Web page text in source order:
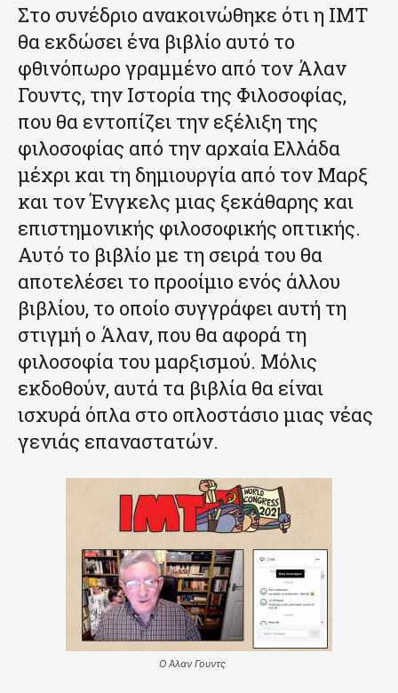
Στο συνέδριο ανακοινώθηκε ότι η IMT
θα εκδώσει ένα βιβλίο αυτό το
φθινόπωρο γραμμένο από τον Άλαν
Γουντς, την Ιστορία της Φιλοσοφίας,
που θα εντοπίζει την εξέλιξη της
φιλοσοφίας από την αρχαία Ελλάδα
μέχρι και τη δημιουργία από τον Μαρξ
και τον Ένγκελς μιας ξεκάθαρης και
επιστημονικής φιλοσοφικής οπτικής.
Αυτό το βιβλίο με τη σειρά του θα
αποτελέσει το προοίμιο ενός άλλου
βιβλίου, το οποίο συγγράφει αυτή τη
στιγμή ο Άλαν, που θα αφορά τη
φιλοσοφία του μαρξισμού. Μόλις
εκδοθούν, αυτά τα βιβλία θα είναι
ισχυρά όπλα στο οπλοστάσιο μιας νέας
γενιάς επαναστατών.
Ο Άλαν Γουντς